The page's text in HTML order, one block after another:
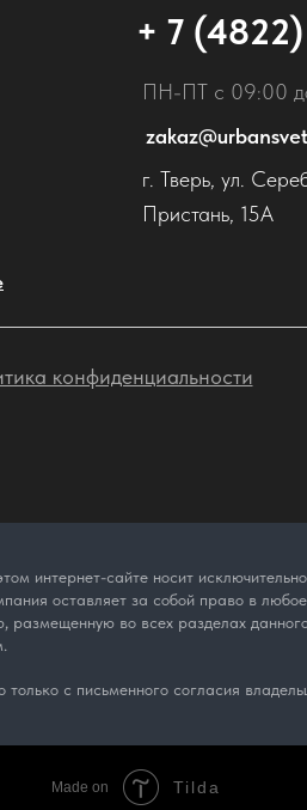
ПН-ПТ с 09:00
г. Тверь, ул.
Пристань, 15А
конфиденциальности
+ 7
сайте носит
оставляет за собой право в
во всех разделах
с письменного согласия
Made on Tilda